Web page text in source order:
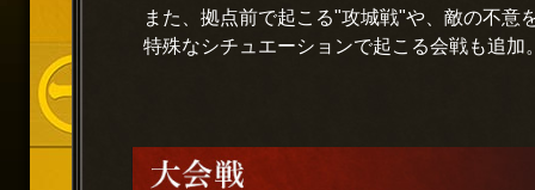
また、拠点前で起こる"攻城戦"や、敵の不意
特殊なシチュエーションで起こる会戦も追加